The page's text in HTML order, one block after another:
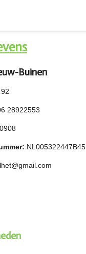
Buinen
28922553
NL005322447B45